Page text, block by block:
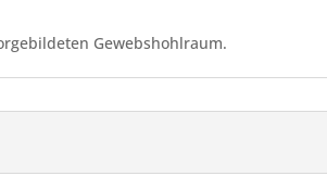
Gewebshohlraum.